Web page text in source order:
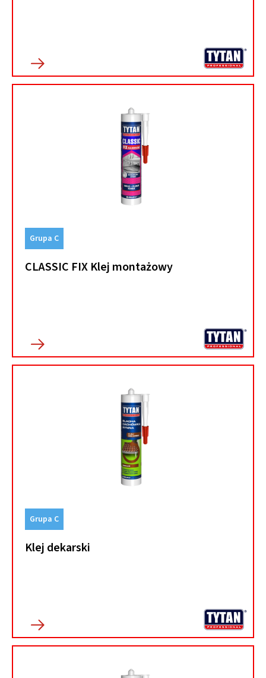
Grupa C
CLASSIC FIX Klej montażowy
Grupa C
Klej dekarski